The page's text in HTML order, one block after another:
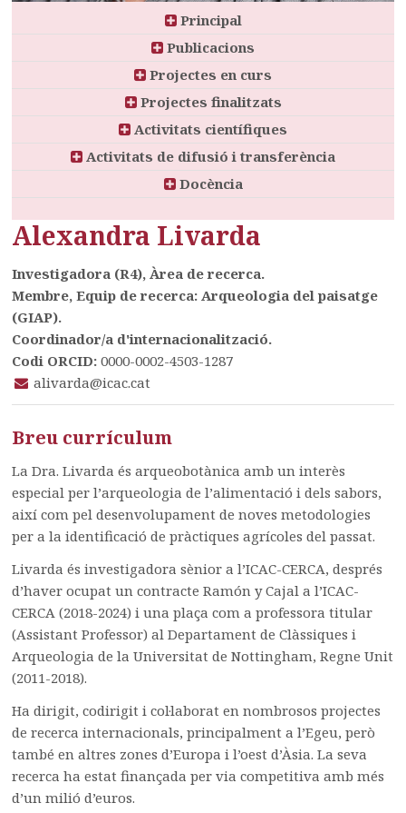
Principal
Publicacions
Projectes en curs
Projectes finalitzats
Activitats científiques
Activitats de difusió i transferència
Docència
Alexandra Livarda
Investigadora (R4), Àrea de recerca.
Membre, Equip de recerca: Arqueologia del paisatge
(GIAP).
Coordinador/a d'internacionalització.
Codi ORCID: 0000-0002-4503-1287
alivarda@icac.cat
Breu currículum
La Dra. Livarda és arqueobotànica amb un interès
especial per l’arqueologia de l’alimentació i dels sabors,
així com pel desenvolupament de noves metodologies
per a la identificació de pràctiques agrícoles del passat.
Livarda és investigadora sènior a l’ICAC-CERCA, després
d’haver ocupat un contracte Ramón y Cajal a l’ICAC-
CERCA (2018-2024) i una plaça com a professora titular
(Assistant Professor) al Departament de Clàssiques i
Arqueologia de la Universitat de Nottingham, Regne Unit
(2011-2018).
Ha dirigit, codirigit i col·laborat en nombrosos projectes
de recerca internacionals, principalment a l’Egeu, però
també en altres zones d’Europa i l’oest d’Àsia. La seva
recerca ha estat finançada per via competitiva amb més
d’un milió d’euros.